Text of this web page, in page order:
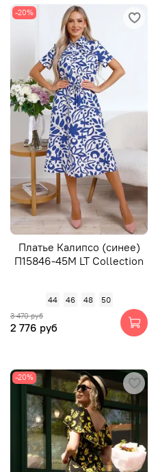
-20%
Платье Калипсо (синее)
П15846-45М LT Collection
44 46 48 50
3 470 руб
2 776 руб
-20%